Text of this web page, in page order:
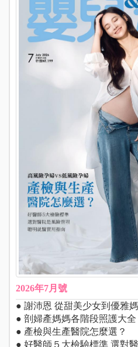
2026年7月號
● 謝沛恩 從甜美少女到優雅
● 剖婦產媽媽各階段照護大全
● 產檢與生產醫院怎麼選？
● 好醫師５大檢驗標準 選對